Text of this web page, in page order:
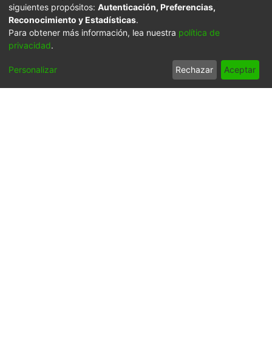
Click on the image to open the gallery.
Citation
JOSE DAVID ROMERO (1960). Celebración de la
Semana Santa en vivo & 603855. VIJES: Biblioteca
Departamental Jorge Garces Borrero.
siguientes propósitos: Autenticación, Preferencias,
Reconocimiento y Estadísticas.
Para obtener más información, lea nuestra política de
privacidad.
Personalizar Rechazar Aceptar